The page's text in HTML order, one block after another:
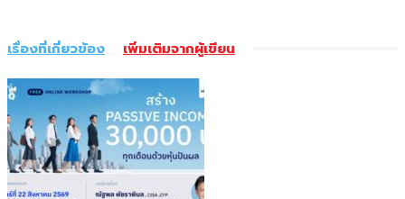
เรื่องที่เกี่ยวข้อง เพิ่มเติมจากผู้เขียน